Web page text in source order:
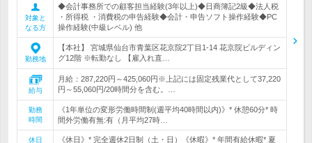
対象と
なる方
◆会計事務所での顧客担当経験(3年以上)◆日商簿記2級◆法人税
・所得税 ・消費税の申告経験◆会計・申告ソフト操作経験◆PC
操作経験(中級レベル) 他
勤務地
【本社】 宮城県仙台市青葉区花京院2丁目1-14 花京院ビルディン
グ12階 ※転勤なし 【雇入れ直…
給与
月給：287,220円～425,060円※上記には固定残業代として37,220
円～55,060円/20時間分を含む。…
勤務
時間
《1年単位の変形労働時間制(週平均40時間以内)》* 休憩60分* 時
間外労働有無:有（月平均27時…
休日
《休日》* 完全週休2日制（土・日）《休暇》* 年間有給休暇* 夏